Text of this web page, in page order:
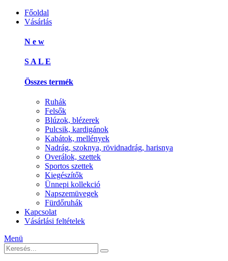
Főoldal
Vásárlás
N e w
S A L E
Összes termék
Ruhák
Felsők
Blúzok, blézerek
Pulcsik, kardigánok
Kabátok, mellények
Nadrág, szoknya, rövidnadrág, harisnya
Overálok, szettek
Sportos szettek
Kiegészítők
Ünnepi kollekció
Napszemüvegek
Fürdőruhák
Kapcsolat
Vásárlási feltételek
Menü